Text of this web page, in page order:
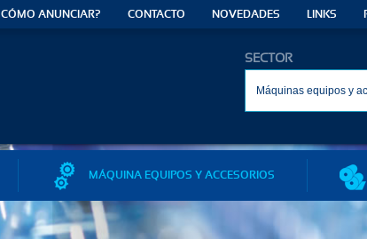
CÓMO ANUNCIAR? CONTACTO NOVEDADES LINKS
SECTOR
Máquinas equipos y
MÁQUINA EQUIPOS Y ACCESORIOS